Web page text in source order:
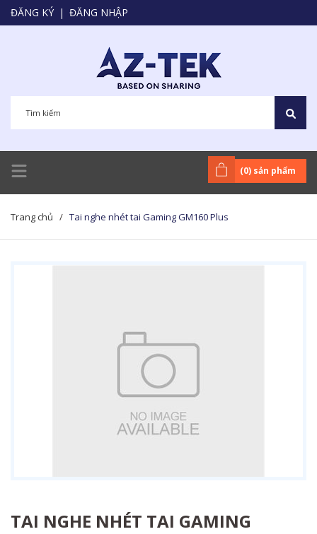
ĐĂNG KÝ | ĐĂNG NHẬP
(0) sản phẩm
Trang chủ / Tai nghe nhét tai Gaming GM160 Plus
TAI NGHE NHÉT TAI GAMING